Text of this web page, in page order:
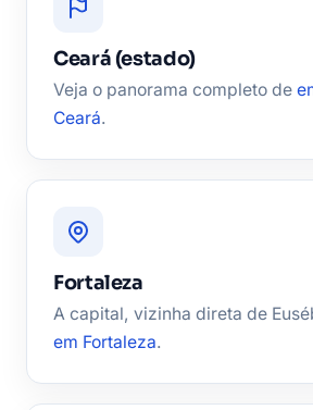
Ceará (estado)
Veja o panorama completo de
Ceará.
Fortaleza
A capital, vizinha direta de
em Fortaleza.